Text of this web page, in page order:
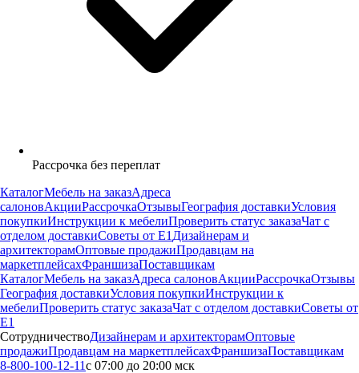
Рассрочка без переплат
КаталогМебель на заказАдреса
салоновАкцииРассрочкаОтзывыГеография доставкиУсловия
покупкиИнструкции к мебелиПроверить статус заказаЧат с
отделом доставкиСоветы от Е1 Дизайнерам и
архитекторамОптовые продажиПродавцам на
маркетплейсахФраншизаПоставщикам
КаталогМебель на заказАдреса салоновАкцииРассрочкаОтзывы
География доставкиУсловия покупкиИнструкции к
мебелиПроверить статус заказаЧат с отделом доставкиСоветы от
Е1
СотрудничествоДизайнерам и архитекторамОптовые
продажиПродавцам на маркетплейсахФраншизаПоставщикам
8-800-100-12-11с 07:00 до 20:00 мск